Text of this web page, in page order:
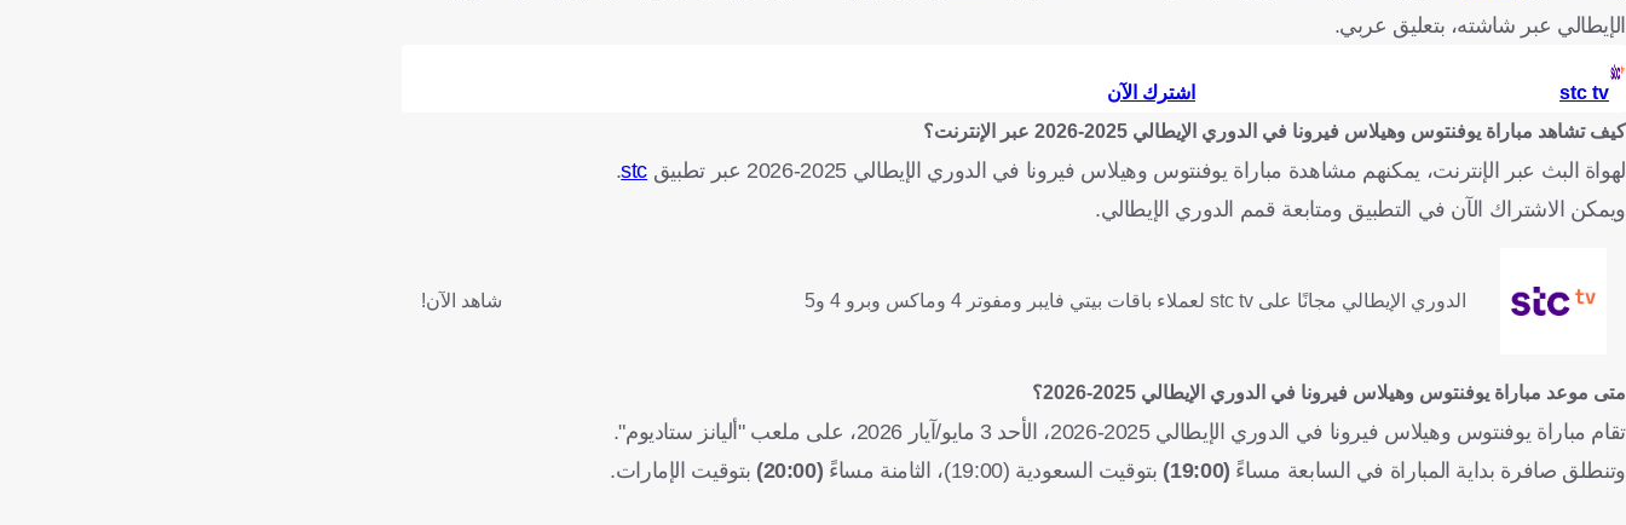
الإيطالي عبر شاشته، بتعليق عربي.
stc tv
اشترك الآن
كيف تشاهد مباراة يوفنتوس وهيلاس فيرونا في الدوري الإيطالي 2025-2026 عبر الإنترنت؟
لهواة البث عبر الإنترنت، يمكنهم مشاهدة مباراة يوفنتوس وهيلاس فيرونا في الدوري الإيطالي 2025-2026 عبر تطبيق stc
.
ويمكن الاشتراك الآن في التطبيق ومتابعة قمم الدوري الإيطالي.
الدوري الإيطالي مجانًا على stc tv لعملاء باقات بيتي فايبر ومفوتر 4 وماكس وبرو 4 و5 شاهد الآن!
متى موعد مباراة يوفنتوس وهيلاس فيرونا في الدوري الإيطالي 2025-2026؟
تقام مباراة يوفنتوس وهيلاس فيرونا في الدوري الإيطالي 2025-2026، الأحد 3 مايو/آيار 2026، على ملعب "أليانز ستاديوم".
وتنطلق صافرة بداية المباراة في السابعة مساءً (19:00) بتوقيت السعودية (19:00)، الثامنة مساءً (20:00) بتوقيت الإمارات.